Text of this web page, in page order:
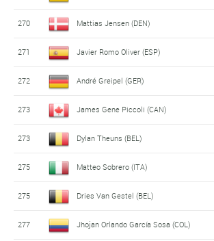
270 Mattias Jensen (DEN)
271 Javier Romo Oliver (ESP)
272 André Greipel (GER)
273 James Gene Piccoli (CAN)
273 Dylan Theuns (BEL)
275 Matteo Sobrero (ITA)
275 Dries Van Gestel (BEL)
277 Jhojan Orlando García Sosa (COL)